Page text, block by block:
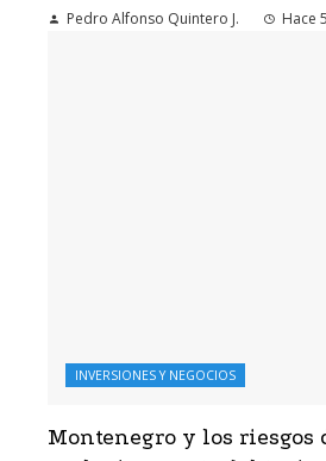
Pedro Alfonso Quintero J. Hace
INVERSIONES Y NEGOCIOS
Montenegro y los riesgos